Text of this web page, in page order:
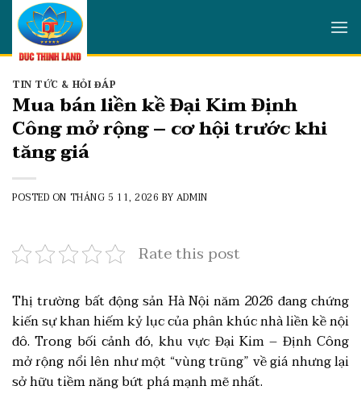
Skip
content
TIN TỨC & HỎI ĐÁP
Mua bán liền kề Đại Kim Định
Công mở rộng – cơ hội trước khi
tăng giá
POSTED ON THÁNG 5 11, 2026 BY ADMIN
Rate this post
Thị trường bất động sản Hà Nội năm 2026 đang chứng
kiến sự khan hiếm kỷ lục của phân khúc nhà liền kề nội
đô. Trong bối cảnh đó, khu vực Đại Kim – Định Công
mở rộng nổi lên như một “vùng trũng” về giá nhưng lại
sở hữu tiềm năng bứt phá mạnh mẽ nhất.